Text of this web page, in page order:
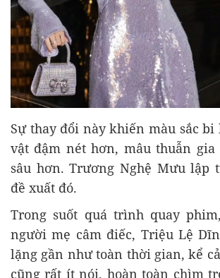
Sự thay đổi này khiến màu sắc bi
vật đậm nét hơn, mâu thuẫn
sâu hơn. Trương Nghệ Mưu lập
đề xuất đó.
Trong suốt quá trình quay
người mẹ câm điếc, Triệu Lệ
lặng gần như toàn thời gian, kể
cũng rất ít nói, hoàn toàn chìm